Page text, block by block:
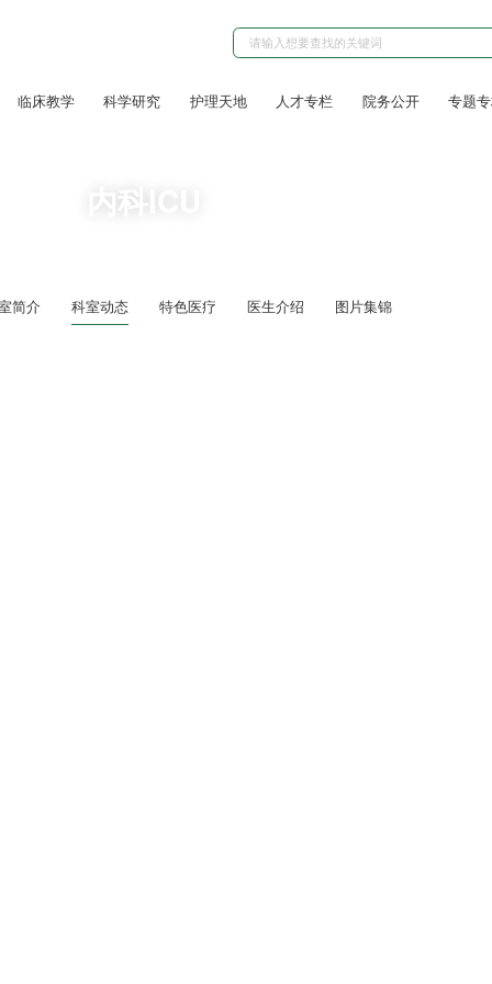
临床教学 科学研究 护理天地 人才专栏 院务公开 专题
内科ICU
简介 科室动态 特色医疗 医生介绍 图片集锦
涵——内科片区开展第一季度多学科联合护
学科护理联合查房。护理部主任李亚玲、副主任蔡鹏，针灸科主任李丽
、急诊ICU、呼吸与危重症医学科、内分泌科、消化内科、肾内科、心